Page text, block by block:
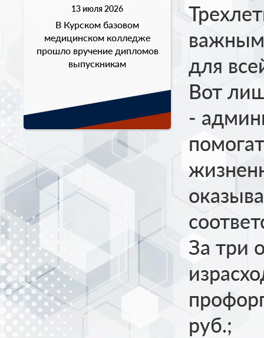
13 июля 2026
В Курском базовом
медицинском колледже
прошло вручение дипломов
выпускникам
для
Вот
-
За три
руб.;